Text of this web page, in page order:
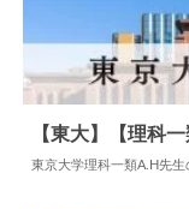
【東大】【理科
東京大学理科一類A.H先